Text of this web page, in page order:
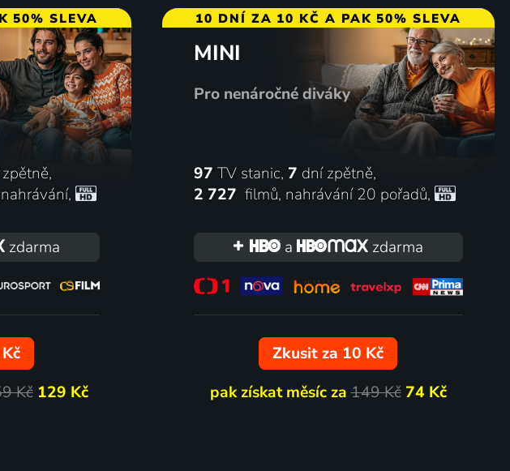
50% SLEVA
,
zdarma
Kč 129 Kč
10 DNÍ ZA 10 KČ A PAK 50% SLEVA
MINI
Pro nenáročné diváky
97 TV stanic, 7 dní zpětně,
2 727 filmů, nahrávání 20 pořadů,
a zdarma
Zkusit za 10 Kč
pak získat měsíc za149 Kč 74 Kč